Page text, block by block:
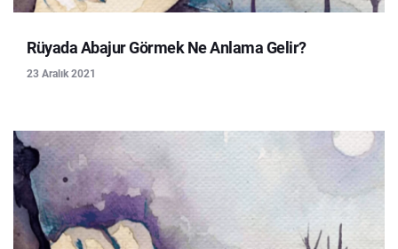
Rüyada Abajur Görmek Ne Anlama Gelir?
23 Aralık 2021